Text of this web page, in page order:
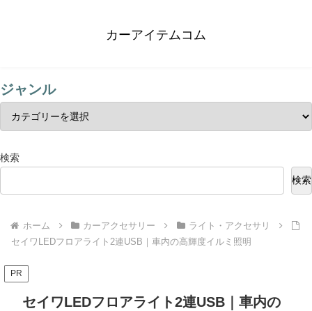
カーアイテムコム
ジャンル
検索
検索
ホーム カーアクセサリー
ライト・アクセサリ
セイワLEDフロアライト2連USB｜車内の高輝度イルミ照明
PR
セイワLEDフロアライト2連USB｜車内の